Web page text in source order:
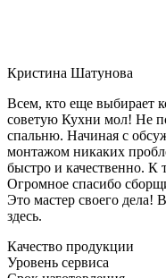
Кристина Шатунова
Всем, кто еще выбирает
советую Кухни мол! Не
спальню. Начиная с
монтажом никаких
быстро и качественно. К
Огромное спасибо
Это мастер своего дела!
здесь.
Качество продукции
Уровень сервиса